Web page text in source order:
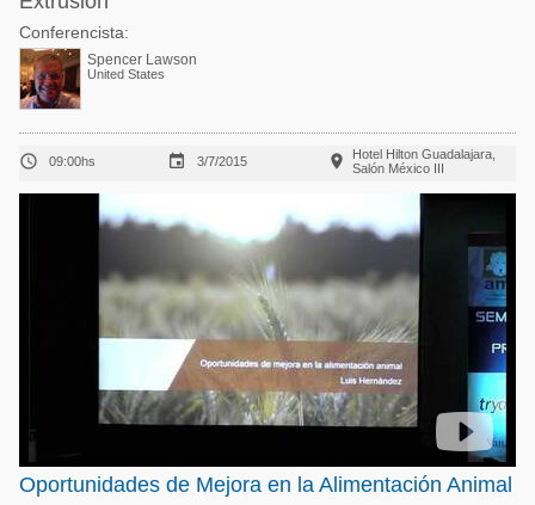
Conferencista:
Spencer Lawson
United States
 09:00hs  3/7/2015 
Hotel Hilton Guadalajara,
Salón México III
Oportunidades de Mejora en la Alimentación Animal